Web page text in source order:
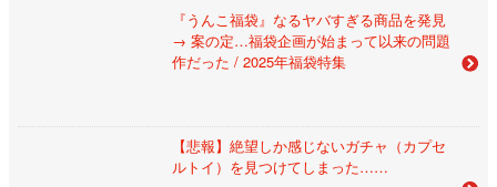
『うんこ福袋』なるヤバすぎる商品を発見
→ 案の定…福袋企画が始まって以来の問題
作だった / 2025年福袋特集
【悲報】絶望しか感じないガチャ（カプセ
ルトイ）を見つけてしまった……